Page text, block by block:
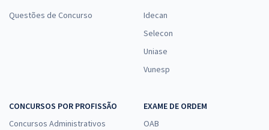
Questões de Concurso
Idecan
Selecon
Uniase
Vunesp
CONCURSOS POR PROFISSÃO
Concursos Administrativos
EXAME DE ORDEM
OAB